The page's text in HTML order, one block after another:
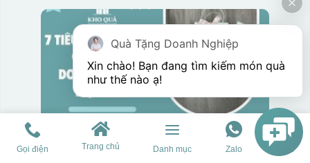
7 Tiêu chí lựa chọn quà tặng doanh nghiệp hiệu quả
Gọi điện Trang chủ Danh mục Zalo
Quà Tặng Doanh Nghiệp
Xin chào! Bạn đang tìm kiếm món quà
như thế nào ạ!